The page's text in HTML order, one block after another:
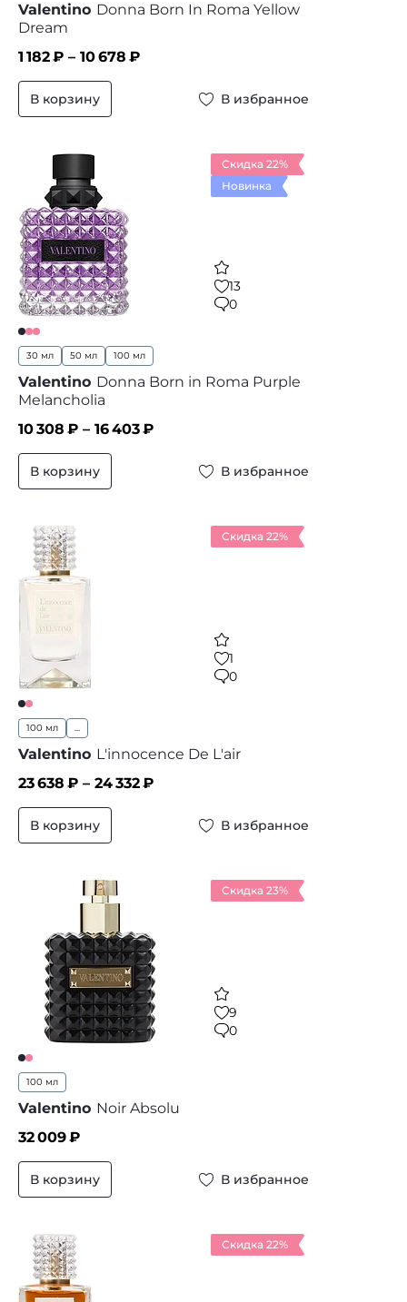
Valentino Donna Born In Roma Yellow
Dream
1 182₽ – 10 678 ₽
В корзину В избранное
Скидка 22%
Новинка
13
0
30 мл 50 мл 100 мл
Valentino Donna Born in Roma Purple
Melancholia
10 308 ₽ – 16 403₽
В корзину В избранное
Скидка 22%
1
0
100 мл ...
Valentino L'innocence De L'air
23 638 ₽ – 24 332₽
В корзину В избранное
Скидка 23%
9
0
100 мл
Valentino Noir Absolu
32 009₽
В корзину В избранное
Скидка 22%